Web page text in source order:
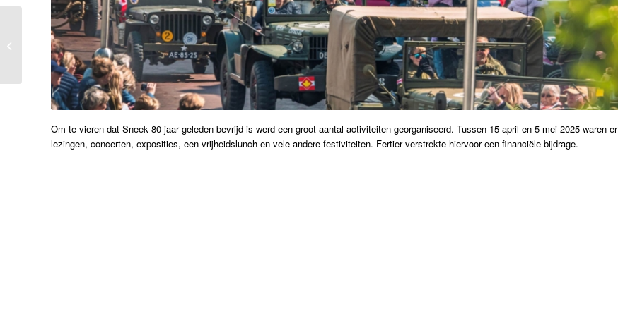
Om te vieren dat Sneek 80 jaar geleden bevrijd is werd een groot aantal activiteiten georganiseerd. Tussen 15 april en 5 mei 2025 waren er
lezingen, concerten, exposities, een vrijheidslunch en vele andere festiviteiten. Fertier verstrekte hiervoor een financiële bijdrage.
Jong Maatschappelijk
Betrokken